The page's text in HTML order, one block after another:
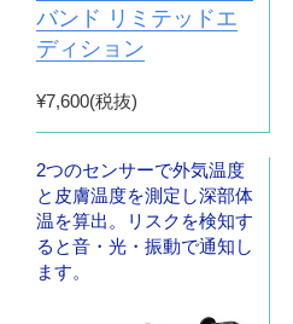
バンド リミテッドエ
ディション
¥7,600(税抜)
2つのセンサーで外気温度
と皮膚温度を測定し深部体
温を算出。リスクを検知す
ると音・光・振動で通知し
ます。